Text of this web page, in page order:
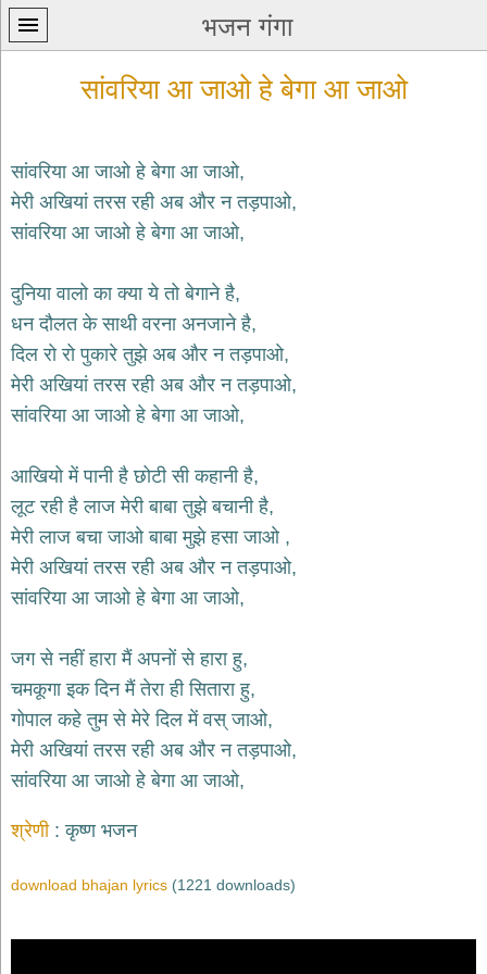
भजन गंगा
प्रथम
पन्ना
कृष्ण
भजन
krishna
bhajans
शिव
भजन
हनुमान
भजन
hanuman
bhajans
साईं
भजन
जैन
भजन
jain
bhajans
दुर्गा
भजन
bhajans
भजन
सांवरिया आ जाओ हे बेगा आ जाओ
सांवरिया आ जाओ हे बेगा आ जाओ,
मेरी अखियां तरस रही अब और न तड़पाओ,
सांवरिया आ जाओ हे बेगा आ जाओ,
दुनिया वालो का क्या ये तो बेगाने है,
धन दौलत के साथी वरना अनजाने है,
दिल रो रो पुकारे तुझे अब और न तड़पाओ,
मेरी अखियां तरस रही अब और न तड़पाओ,
सांवरिया आ जाओ हे बेगा आ जाओ,
आखियो में पानी है छोटी सी कहानी है,
लूट रही है लाज मेरी बाबा तुझे बचानी है,
मेरी लाज बचा जाओ बाबा मुझे हसा जाओ ,
मेरी अखियां तरस रही अब और न तड़पाओ,
सांवरिया आ जाओ हे बेगा आ जाओ,
जग से नहीं हारा मैं अपनों से हारा हु,
चमकूगा इक दिन मैं तेरा ही सितारा हु,
गोपाल कहे तुम से मेरे दिल में वस् जाओ,
मेरी अखियां तरस रही अब और न तड़पाओ,
सांवरिया आ जाओ हे बेगा आ जाओ,
श्रेणी कृष्ण भजन
download bhajan lyrics (1221 downloads)